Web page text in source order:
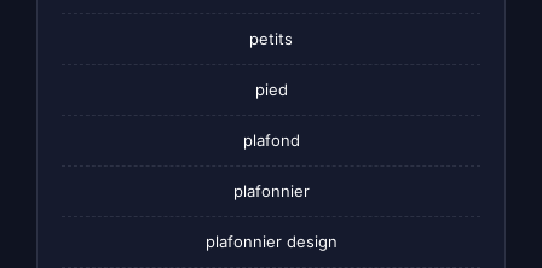
petits
pied
plafond
plafonnier
plafonnier design